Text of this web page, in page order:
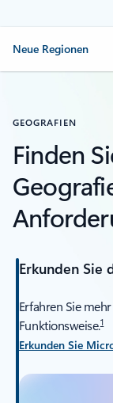
Neue Regionen
GEOGRAFIEN
Finden
Erkunden Sie
Erfahren Sie
Funktionsweise.1
Erkunden Sie